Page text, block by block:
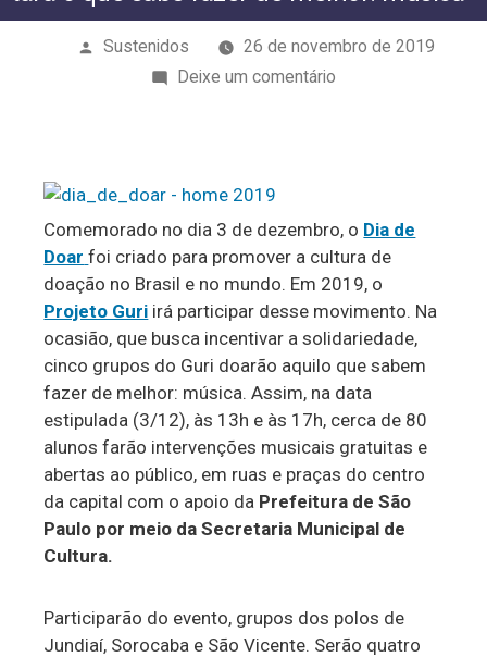
Publicado
Sustenidos
26 de novembro de 2019
Deixe um comentárioem
Dia
de
Doar!!!
Projeto
Guri
ofertará
que
sabe
fazer
de
Comemorado no dia 3 de dezembro, o Dia de
Doar foi criado para promover a cultura de
doação no Brasil e no mundo. Em 2019, o
Projeto Guri irá participar desse movimento. Na
ocasião, que busca incentivar a solidariedade,
cinco grupos do Guri doarão aquilo que sabem
fazer de melhor: música. Assim, na data
estipulada (3/12), às 13h e às 17h, cerca de 80
alunos farão intervenções musicais gratuitas e
abertas ao público, em ruas e praças do centro
da capital com o apoio da Prefeitura de São
Paulo por meio da Secretaria Municipal de
Cultura.
Participarão do evento, grupos dos polos de
Jundiaí, Sorocaba e São Vicente. Serão quatro